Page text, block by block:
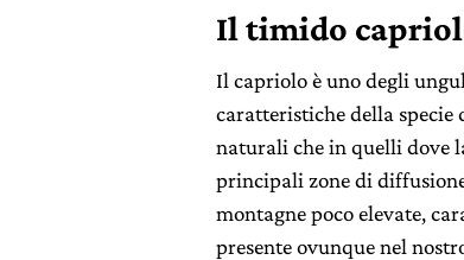
Il timido
Il capriolo è uno degli
caratteristiche della specie
naturali che in quelli dove
principali zone di
montagne poco elevate,
presente ovunque nel